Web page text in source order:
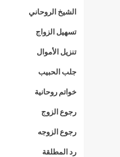
الشيخ الروحاني
تسهيل الزواج
تنزيل الأموال
جلب الحبيب
خواتم روحانية
رجوع الزوج
رجوع الزوجه
رد المطلقة